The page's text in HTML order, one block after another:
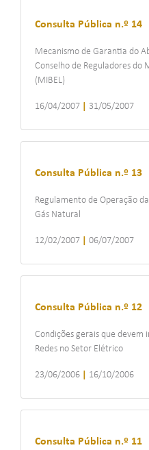
Consulta Pública n.º 14
Mecanismo de Garantia do
Conselho de Reguladores do
(MIBEL)
16/04/2007 31/05/2007
Consulta Pública n.º 13
Regulamento de Operação
Gás Natural
12/02/2007 06/07/2007
Consulta Pública n.º 12
Condições gerais que
Redes no Setor Elétrico
23/06/2006 16/10/2006
Consulta Pública n.º 11